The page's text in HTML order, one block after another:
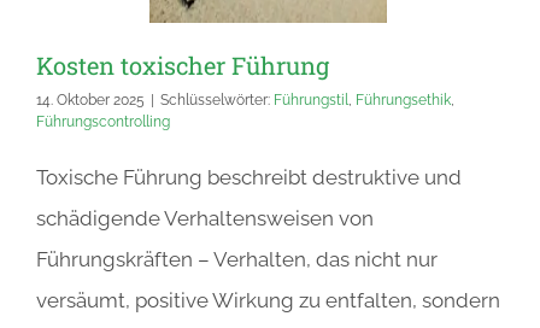
Kosten toxischer Führung
14. Oktober 2025 Schlüsselwörter: Führungstil, Führungsethik,
Führungscontrolling
Toxische Führung beschreibt destruktive und
schädigende Verhaltensweisen von
Führungskräften – Verhalten, das nicht nur
versäumt, positive Wirkung zu entfalten, sondern